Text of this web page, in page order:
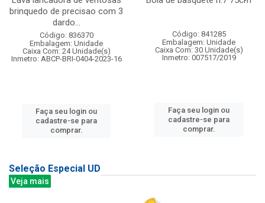
brinquedo de precisao com 3
dardo...
Código: 836370
Embalagem: Unidade
Caixa Com: 24 Unidade(s)
Inmetro: ABCP-BRI-0404-2023-16
Faça seu login ou
cadastre-se para
comprar.
Código: 841285
Embalagem: Unidade
Caixa Com: 30 Unidade(s)
Inmetro: 007517/2019
Faça seu login ou
cadastre-se para
comprar.
Seleção Especial UD
Veja mais